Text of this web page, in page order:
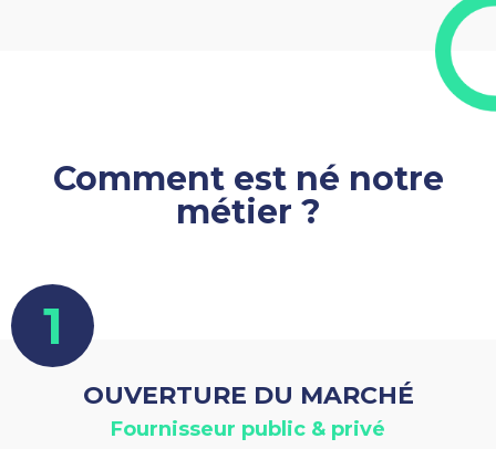
Comment est né notre
métier ?
1
OUVERTURE DU MARCHÉ
Fournisseur public & privé